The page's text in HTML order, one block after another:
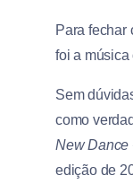
Para fechar
foi a música
Sem
como
New Dance
edição de